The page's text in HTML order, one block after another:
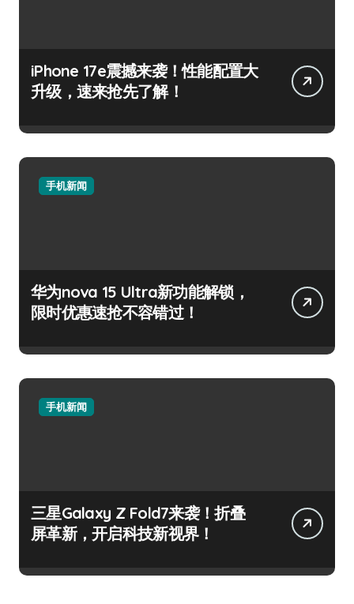
iPhone 17e震撼来袭！性能配置大
升级，速来抢先了解！
手机新闻
华为nova 15 Ultra新功能解锁，
限时优惠速抢不容错过！
手机新闻
三星Galaxy Z Fold7来袭！折叠
屏革新，开启科技新视界！